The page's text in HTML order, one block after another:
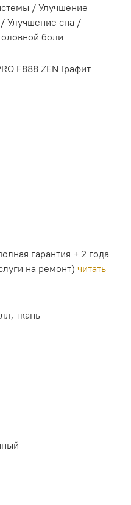
/ Улучшение
/ Улучшение сна /
боли
F888 ZEN Графит
гарантия + 2 года
на ремонт) читать
ткань